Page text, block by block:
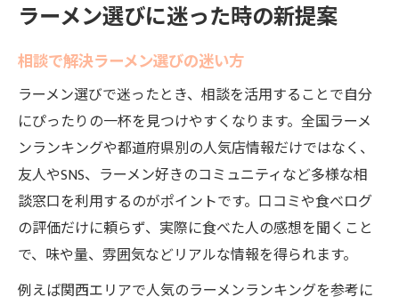
ラーメン選びに迷った時の新提案
相談で解決ラーメン選びの迷い方
ラーメン選びで迷ったとき、相談を活用することで自分
にぴったりの一杯を見つけやすくなります。全国ラーメ
ンランキングや都道府県別の人気店情報だけではなく、
友人やSNS、ラーメン好きのコミュニティなど多様な相
談窓口を利用するのがポイントです。口コミや食べログ
の評価だけに頼らず、実際に食べた人の感想を聞くこと
で、味や量、雰囲気などリアルな情報を得られます。
例えば関西エリアで人気のラーメンランキングを参考に